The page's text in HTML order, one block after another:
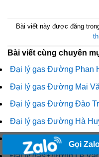
Bài viết này được đăng
Bài viết cùng chuyên
Đại lý gas Đường Phan
Đại lý gas Đường Mai
Đại lý gas Đường Đào
Đại lý gas Đường Hà
Đại lý gas Đường Bến
Gọi